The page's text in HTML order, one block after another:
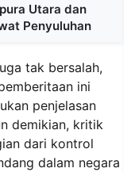
Utara dan
Penyuluhan
tak bersalah,
ini
penjelasan
demikian, kritik
dari kontrol
dalam negara